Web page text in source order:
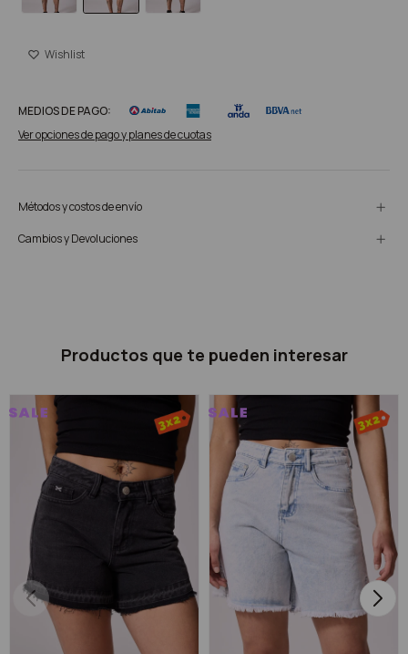
MEDIOS DE PAGO:
Ver opciones de pago y planes de cuotas
Métodos y costos de envío
Cambios y Devoluciones
Productos que te pueden interesar